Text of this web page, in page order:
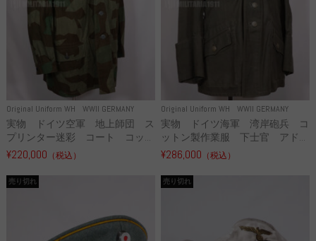
Original Uniform WH WWII GERMANY
実物 ドイツ空軍 地上師団 ス
プリンター迷彩 コート コッ...
¥220,000 （税込）
Original Uniform WH WWII GERMANY
実物 ドイツ海軍 湾岸砲兵 コ
ットン製作業服 下士官 アド...
¥286,000 （税込）
売り切れ 売り切れ